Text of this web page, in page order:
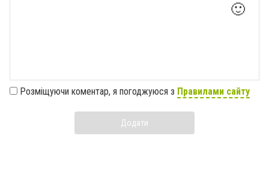
🙂
Розміщуючи коментар, я погоджуюся з Правилами сайту
Додати